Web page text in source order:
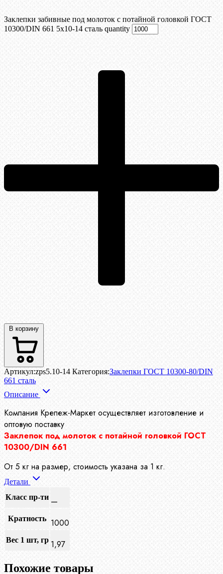
Заклепки забивные под молоток с потайной головкой ГОСТ
10300/DIN 661 5х10-14 сталь quantity
В корзину
Артикул:zps5.10-14 Категория:Заклепки ГОСТ 10300-80/DIN
661 сталь
Описание
Компания Крепеж-Маркет осуществляет изготовление и
оптовую поставку
Заклепок под молоток с потайной головкой ГОСТ
10300/DIN 661
От 5 кг на размер, стоимость указана за 1 кг.
Детали
Класс пр-ти —
Кратность 1000
Вес 1 шт, гр 1,97
Похожие товары